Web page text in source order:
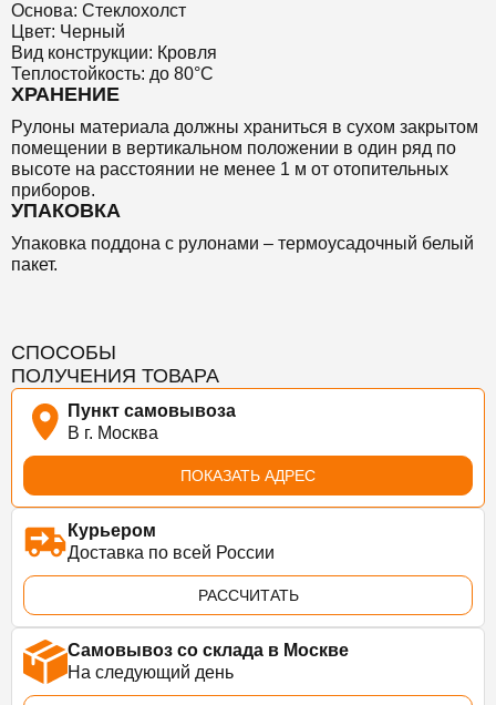
Основа: Стеклохолст
Цвет: Черный
Вид конструкции: Кровля
Теплостойкость: до 80°C
ХРАНЕНИЕ
Рулоны материала должны храниться в сухом закрытом
помещении в вертикальном положении в один ряд по
высоте на расстоянии не менее 1 м от отопительных
приборов.
УПАКОВКА
Упаковка поддона с рулонами – термоусадочный белый
пакет.
СПОСОБЫ
ПОЛУЧЕНИЯ ТОВАРА
Пункт самовывоза
В г. Москва
ПОКАЗАТЬ АДРЕС
Курьером
Доставка по всей России
РАССЧИТАТЬ
Самовывоз со склада в Москве
На следующий день